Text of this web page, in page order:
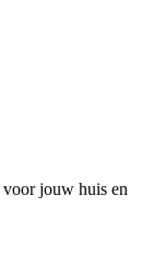
voor jouw huis en